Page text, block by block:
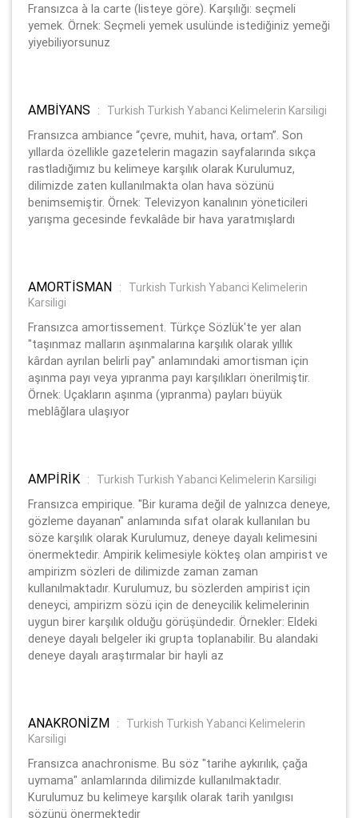
Fransızca à la carte (listeye göre). Karşılığı: seçmeli
yemek. Örnek: Seçmeli yemek usulünde istediğiniz yemeği
yiyebiliyorsunuz
AMBİYANS :
Turkish Turkish Yabanci Kelimelerin Karsiligi
Fransızca ambiance “çevre, muhit, hava, ortam”. Son
yıllarda özellikle gazetelerin magazin sayfalarında sıkça
rastladığımız bu kelimeye karşılık olarak Kurulumuz,
dilimizde zaten kullanılmakta olan hava sözünü
benimsemiştir. Örnek: Televizyon kanalının yöneticileri
yarışma gecesinde fevkalâde bir hava yaratmışlardı
AMORTİSMAN :
Turkish Turkish Yabanci Kelimelerin
Karsiligi
Fransızca amortissement. Türkçe Sözlük'te yer alan
"taşınmaz malların aşınmalarına karşılık olarak yıllık
kârdan ayrılan belirli pay" anlamındaki amortisman için
aşınma payı veya yıpranma payı karşılıkları önerilmiştir.
Örnek: Uçakların aşınma (yıpranma) payları büyük
meblâğlara ulaşıyor
AMPİRİK :
Turkish Turkish Yabanci Kelimelerin Karsiligi
Fransızca empirique. "Bir kurama değil de yalnızca deneye,
gözleme dayanan" anlamında sıfat olarak kullanılan bu
söze karşılık olarak Kurulumuz, deneye dayalı kelimesini
önermektedir. Ampirik kelimesiyle kökteş olan ampirist ve
ampirizm sözleri de dilimizde zaman zaman
kullanılmaktadır. Kurulumuz, bu sözlerden ampirist için
deneyci, ampirizm sözü için de deneycilik kelimelerinin
uygun birer karşılık olduğu görüşündedir. Örnekler: Eldeki
deneye dayalı belgeler iki grupta toplanabilir. Bu alandaki
deneye dayalı araştırmalar bir hayli az
ANAKRONİZM :
Turkish Turkish Yabanci Kelimelerin
Karsiligi
Fransızca anachronisme. Bu söz "tarihe aykırılık, çağa
uymama" anlamlarında dilimizde kullanılmaktadır.
Kurulumuz bu kelimeye karşılık olarak tarih yanılgısı
sözünü önermektedir